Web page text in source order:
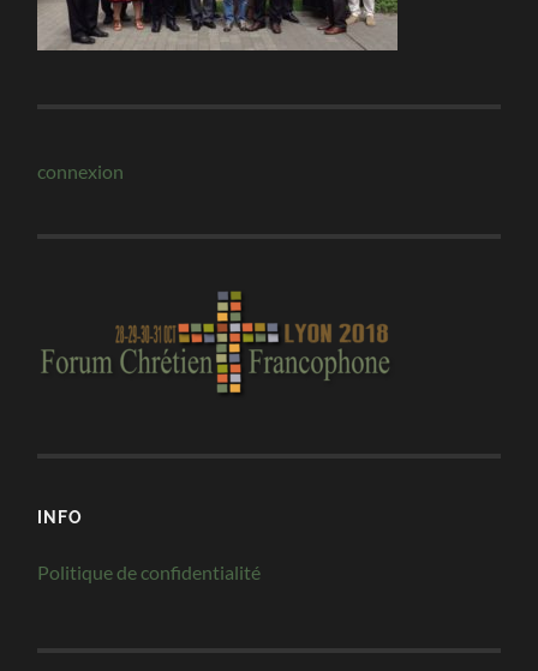
connexion
INFO
Politique de confidentialité